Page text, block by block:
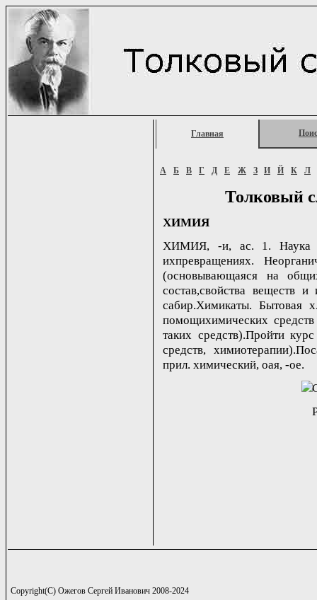
Главная
А Б В Г Д Е Ж З И Й К Л
Толковый
ХИМИЯ
ХИМИЯ, -и, ас. 1. Наука о
ихпревращениях.
(основывающаяся на
состав,свойства веществ
сабир.Химикаты. Бытовая
помощихимических
таких средств).Пройти
средств,
прил. химический, oая, -ое.
Copyright(C) Ожегов Сергей Иванович 2008-2024